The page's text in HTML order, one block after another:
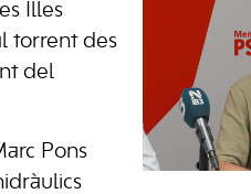
Illes
torrent des
del
Pons